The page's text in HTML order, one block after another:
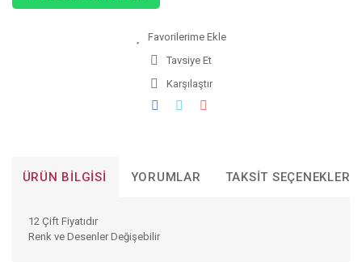
Tavsiye Et
Karşılaştır
ÜRÜN BILGISI YORUMLAR TAKSIT SEÇENEKLERI
12 Çift Fiyatıdır
Renk ve Desenler Değişebilir